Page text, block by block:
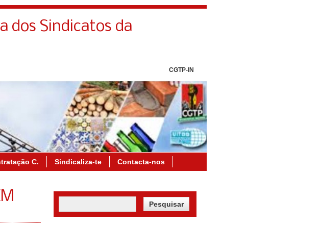
dos Sindicatos da
CGTP-IN
C. Sindicaliza-te Contacta-nos